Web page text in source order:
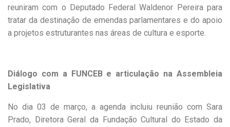
reuniram com o Deputado Federal Waldenor Pereira para
tratar da destinação de emendas parlamentares e do apoio
a projetos estruturantes nas áreas de cultura e esporte.
Diálogo com a FUNCEB e articulação na Assembleia
Legislativa
No dia 03 de março, a agenda incluiu reunião com Sara
Prado, Diretora Geral da Fundação Cultural do Estado da